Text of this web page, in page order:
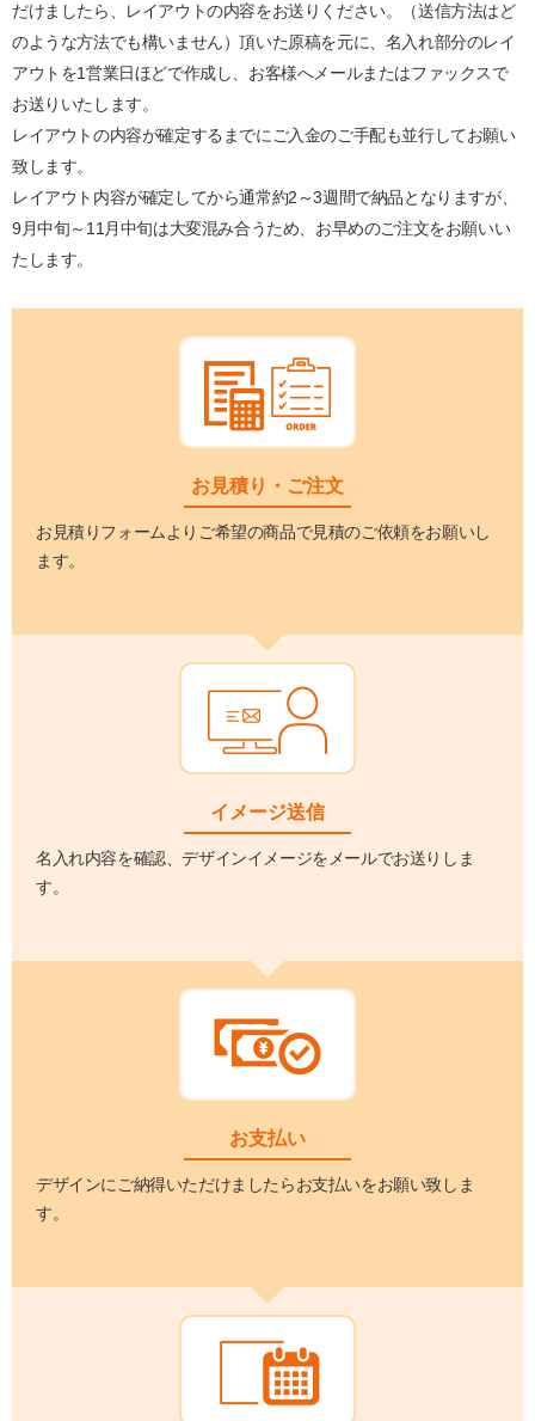
だけましたら、レイアウトの内容をお送りください。（送信方法はど
のような方法でも構いません）頂いた原稿を元に、名入れ部分のレイ
アウトを1営業日ほどで作成し、お客様へメールまたはファックスで
お送りいたします。
レイアウトの内容が確定するまでにご入金のご手配も並行してお願い
致します。
レイアウト内容が確定してから通常約2～3週間で納品となりますが、
9月中旬～11月中旬は大変混み合うため、お早めのご注文をお願いい
たします。
お見積り・ご注文
お見積りフォームよりご希望の商品で見積のご依頼をお願いし
ます。
イメージ送信
名入れ内容を確認、デザインイメージをメールでお送りしま
す。
お支払い
デザインにご納得いただけましたらお支払いをお願い致しま
す。